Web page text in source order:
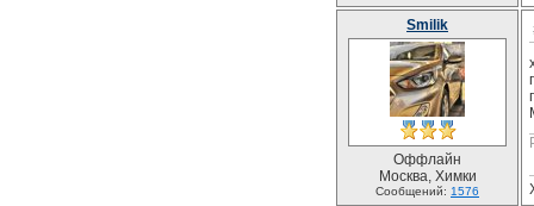
Smilik
Оффлайн
Москва, Химки
Сообщений: 1576